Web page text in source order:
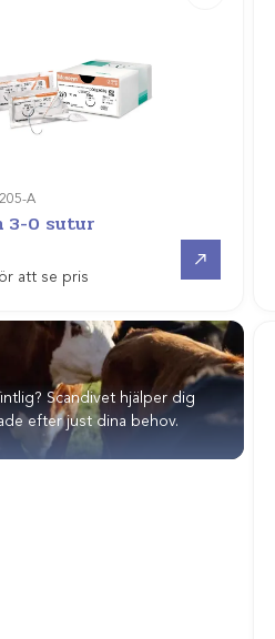
A
3-0 sutur
att se pris
Scandivet hjälper dig
efter just dina behov.